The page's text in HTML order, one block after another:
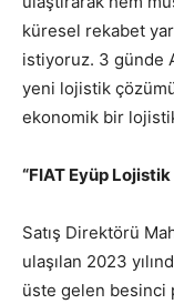
küresel rekabet
istiyoruz. 3 günde
yeni lojistik
ekonomik bir
“FIAT Eyüp
Satış Direktörü
ulaşılan 2023
üste gelen besinci